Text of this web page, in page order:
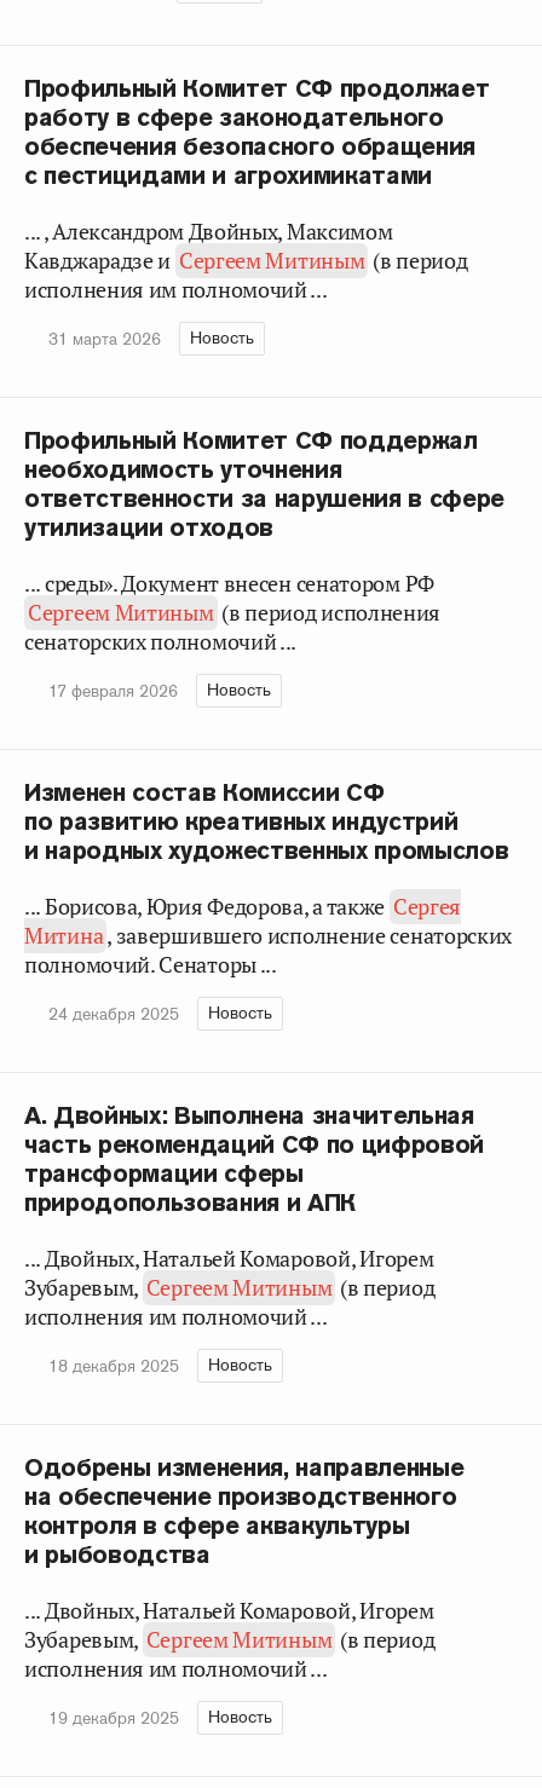
Профильный Комитет СФ продолжает
работу в сфере законодательного
обеспечения безопасного обращения
с пестицидами и агрохимикатами
... , Александром Двойных, Максимом
Кавджарадзе и Сергеем Митиным (в период
исполнения им полномочий ...
31 марта 2026 Новость
Профильный Комитет СФ поддержал
необходимость уточнения
ответственности за нарушения в сфере
утилизации отходов
... среды». Документ внесен сенатором РФ
Сергеем Митиным (в период исполнения
сенаторских полномочий ...
17 февраля 2026 Новость
Изменен состав Комиссии СФ
по развитию креативных индустрий
и народных художественных промыслов
... Борисова, Юрия Федорова, а также Сергея
Митина, завершившего исполнение сенаторских
полномочий. Сенаторы ...
24 декабря 2025 Новость
А. Двойных: Выполнена значительная
часть рекомендаций СФ по цифровой
трансформации сферы
природопользования и АПК
... Двойных, Натальей Комаровой, Игорем
Зубаревым, Сергеем Митиным (в период
исполнения им полномочий ...
18 декабря 2025 Новость
Одобрены изменения, направленные
на обеспечение производственного
контроля в сфере аквакультуры
и рыбоводства
... Двойных, Натальей Комаровой, Игорем
Зубаревым, Сергеем Митиным (в период
исполнения им полномочий ...
19 декабря 2025 Новость